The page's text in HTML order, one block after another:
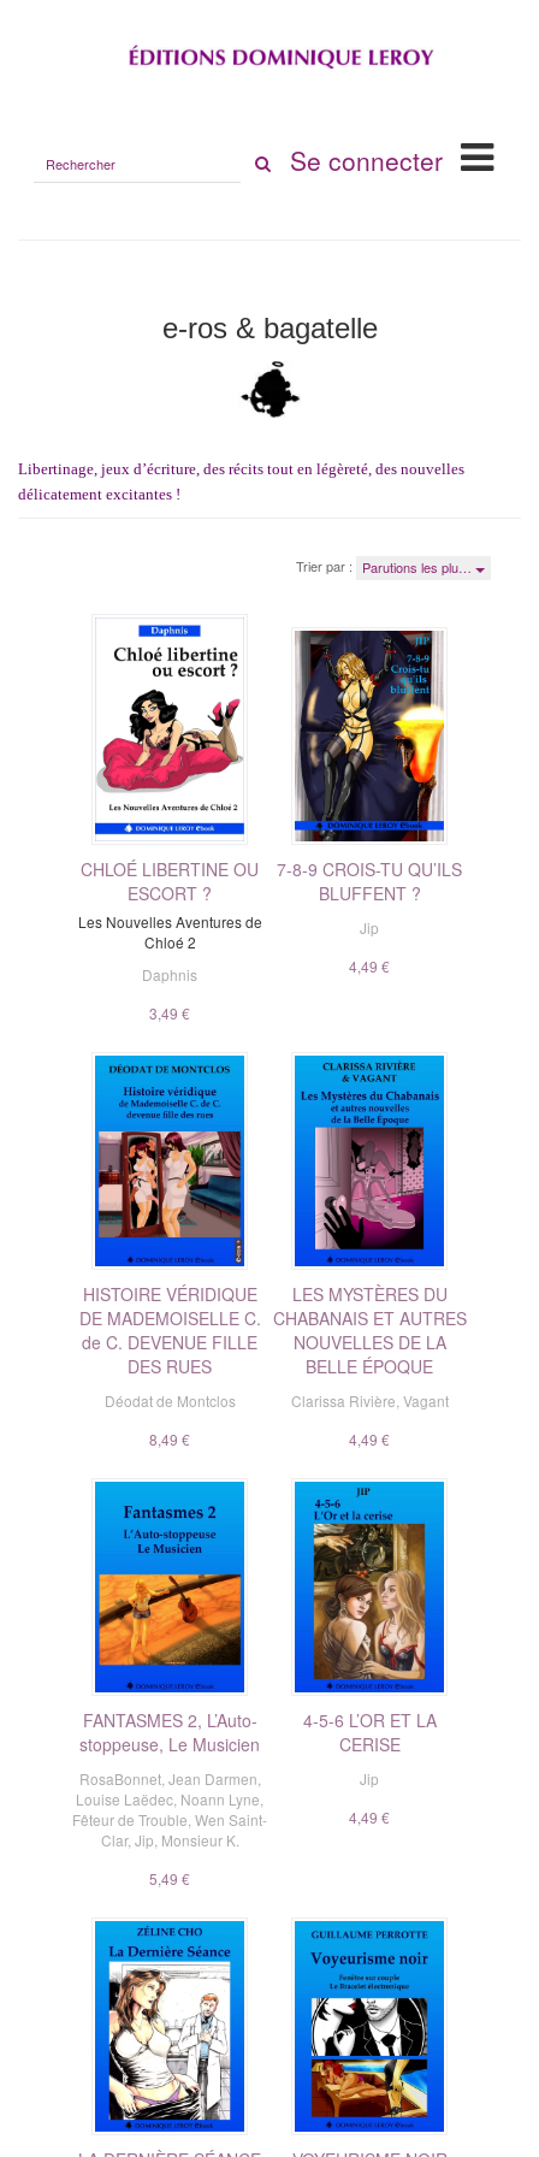
le
Se connecter
e-ros & bagatelle
Libertinage, jeux d’écriture, des récits tout en légèreté, des nouvelles
délicatement excitantes !
Trier par : Parutions les plu…
CHLOÉ LIBERTINE OU
ESCORT ?
Les Nouvelles Aventures de
Chloé 2
Daphnis
3,49 €
7-8-9 CROIS-TU QU’ILS
BLUFFENT ?
Jip
4,49 €
HISTOIRE VÉRIDIQUE
DE MADEMOISELLE C.
de C. DEVENUE FILLE
DES RUES
Déodat de Montclos
8,49 €
LES MYSTÈRES DU
CHABANAIS ET AUTRES
NOUVELLES DE LA
BELLE ÉPOQUE
Clarissa Rivière,Vagant
4,49 €
FANTASMES 2, L’Auto-
stoppeuse, Le Musicien
RosaBonnet,Jean Darmen,
Louise Laëdec, Noann Lyne,
Fêteur de Trouble,Wen Saint-
Clar,Jip, Monsieur K.
5,49 €
4-5-6 L’OR ET LA
CERISE
Jip
4,49 €